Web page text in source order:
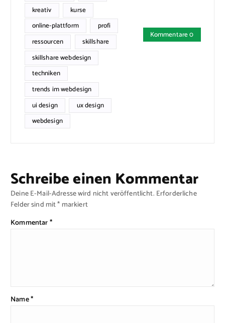
kreativ
kurse
online-plattform
profi
ressourcen
skillshare
skillshare webdesign
techniken
trends im webdesign
ui design
ux design
webdesign
Kommentare 0
Schreibe einen Kommentar
Deine E-Mail-Adresse wird nicht veröffentlicht. Erforderliche
Felder sind mit*markiert
Kommentar*
Name*